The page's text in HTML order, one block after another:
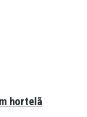
hortelã